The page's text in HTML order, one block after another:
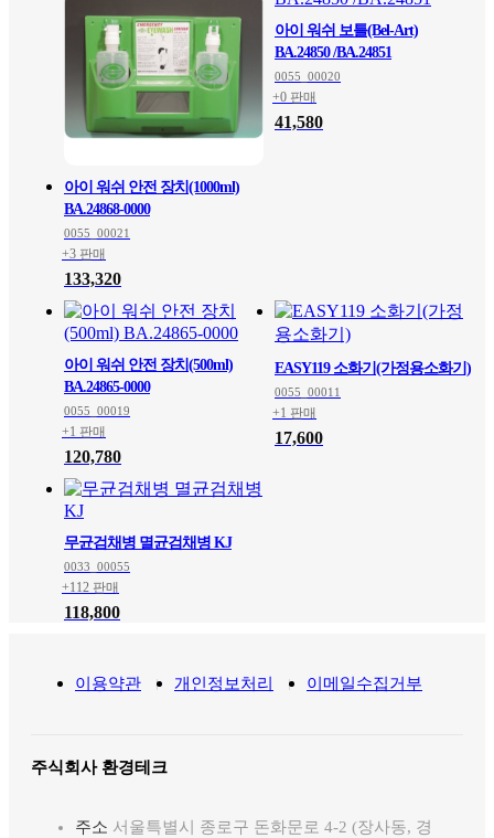
아이 워쉬 안전 장치(1000ml)
BA.24868-0000
0055_00021
+3 판매
133,320
아이 워쉬 보틀(Bel-Art)
BA.24850 /BA.24851
0055_00020
+0 판매
41,580
아이 워쉬 안전 장치(500ml)
BA.24865-0000
0055_00019
+1 판매
120,780
EASY119 소화기(가정용소화기)
0055_00011
+1 판매
17,600
무균검채병 멸균검채병 KJ
0033_00055
+112 판매
118,800
이용약관 개인정보처리 이메일수집거부
주식회사 환경테크
주소 서울특별시 종로구 돈화문로 4-2 (장사동, 경